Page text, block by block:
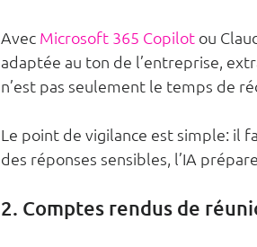
Avec Microsoft 365 Copilot ou
adaptée au ton de l’entreprise,
n’est pas seulement le temps de
Le point de vigilance est simple: il
des réponses sensibles, l’IA
2. Comptes rendus de